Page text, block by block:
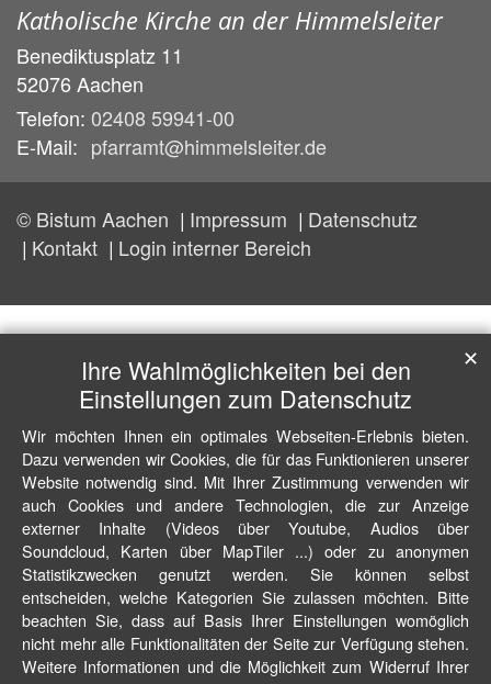
Katholische Kirche an der Himmelsleiter
Benediktusplatz 11
52076Aachen
Telefon: 02408 59941-00
E-Mail: pfarramt@himmelsleiter.de
© Bistum Aachen Impressum
Datenschutz
Kontakt
Login interner Bereich
Ihre Wahlmöglichkeiten bei den
Einstellungen zum Datenschutz
Wir möchten Ihnen ein optimales Webseiten-Erlebnis bieten.
Dazu verwenden wir Cookies, die für das Funktionieren unserer
Website notwendig sind. Mit Ihrer Zustimmung verwenden wir
auch Cookies und andere Technologien, die zur Anzeige
externer Inhalte (Videos über Youtube, Audios über
Soundcloud, Karten über MapTiler ...) oder zu anonymen
Statistikzwecken genutzt werden. Sie können selbst
entscheiden, welche Kategorien Sie zulassen möchten. Bitte
beachten Sie, dass auf Basis Ihrer Einstellungen womöglich
nicht mehr alle Funktionalitäten der Seite zur Verfügung stehen.
Weitere Informationen und die Möglichkeit zum Widerruf Ihrer
✕